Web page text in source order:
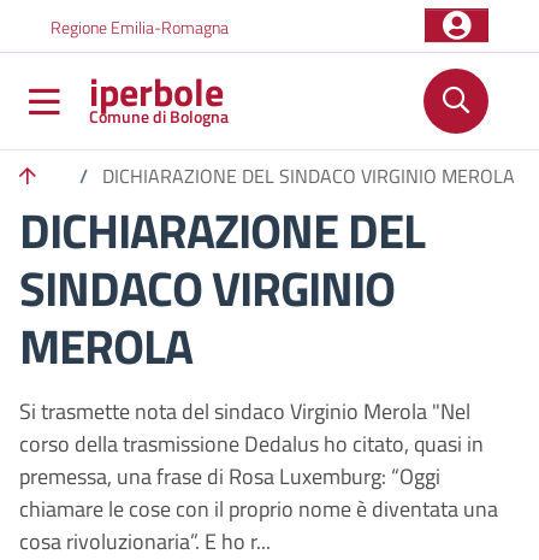
Regione Emilia-Romagna
iperbole
Comune di Bologna
/ DICHIARAZIONE DEL SINDACO VIRGINIO MEROLA
DICHIARAZIONE DEL
SINDACO VIRGINIO
MEROLA
Si trasmette nota del sindaco Virginio Merola "Nel
corso della trasmissione Dedalus ho citato, quasi in
premessa, una frase di Rosa Luxemburg: “Oggi
chiamare le cose con il proprio nome è diventata una
cosa rivoluzionaria”. E ho r...